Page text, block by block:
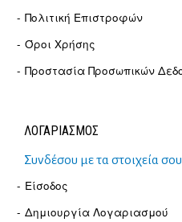
Πολιτική Επιστροφών
Όροι Χρήσης
Προστασία Προσωπικών
ΛΟΓΑΡΙΑΣΜΟΣ
Συνδέσου με τα στοιχεία
Είσοδος
Δημιουργία Λογαριασμού